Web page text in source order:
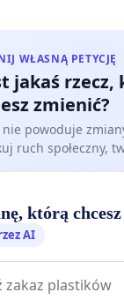
WŁASNĄ PETYCJĘ
jakaś rzecz,
zmienić?
powoduje
ruch społeczny,
którą
AI